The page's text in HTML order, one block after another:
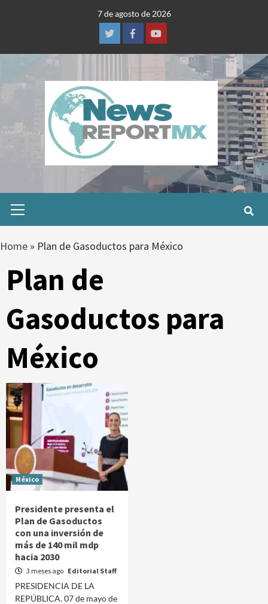
7 de agosto de 2026
TwitterFacebookYoutube
Menu
Home » Plan de Gasoductos para México
Plan de
Gasoductos para
México
México
Presidente presenta el
Plan de Gasoductos
con una inversión de
más de 140 mil mdp
hacia 2030
3 meses ago Editorial Staff
PRESIDENCIA DE LA
REPÚBLICA. 07 de mayo de